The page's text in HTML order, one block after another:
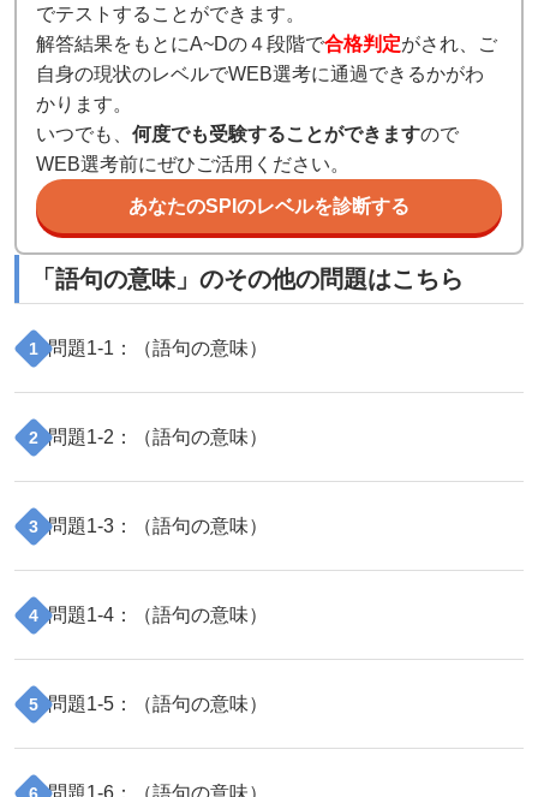
でテストすることができます。
解答結果をもとにA~Dの４段階で合格判定がされ、ご
自身の現状のレベルでWEB選考に通過できるかがわ
かります。
いつでも、 何度でも受験することができますので
WEB選考前にぜひご活用ください。
あなたのSPIのレベルを診断する
「 語句の意味 」のその他の問題はこちら
1 問題1-1 ：（語句の意味）
2 問題1-2 ：（語句の意味）
3 問題1-3 ：（語句の意味）
4 問題1-4 ：（語句の意味）
5 問題1-5 ：（語句の意味）
6 問題1-6 ：（語句の意味）